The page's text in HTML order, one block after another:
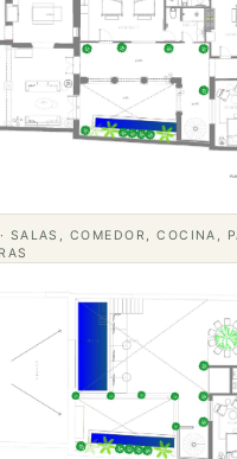
SALAS, COMEDOR, COCINA,